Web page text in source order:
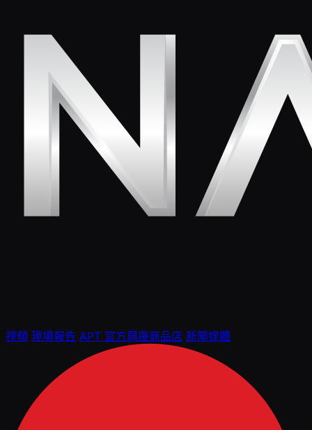
視頻 現場報告 APT 官方周邊商品店 新聞媒體